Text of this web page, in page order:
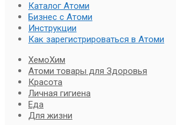
Каталог Атоми
Бизнес с Атоми
Инструкции
Как зарегистрироваться в Атоми
ХемоХим
Атоми товары для Здоровья
Красота
Личная гигиена
Еда
Для жизни